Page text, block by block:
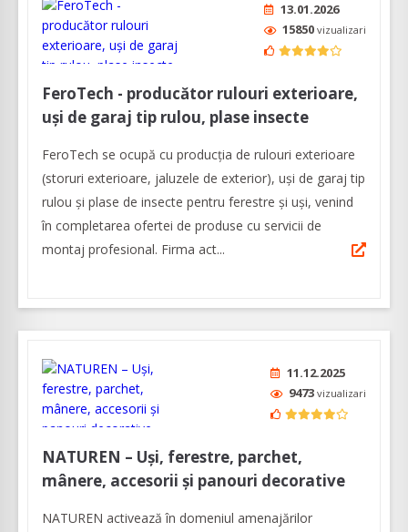
13.01.2026
15850 vizualizari
FeroTech - producător rulouri exterioare,
uși de garaj tip rulou, plase insecte
FeroTech se ocupă cu producția de rulouri exterioare
(storuri exterioare, jaluzele de exterior), uși de garaj tip
rulou și plase de insecte pentru ferestre și uși, venind
în completarea ofertei de produse cu servicii de
montaj profesional. Firma act...
11.12.2025
9473 vizualizari
NATUREN – Uși, ferestre, parchet,
mânere, accesorii și panouri decorative
NATUREN activează în domeniul amenajărilor